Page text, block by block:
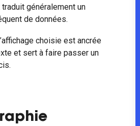
généralement un
de données.
choisie est ancrée
et sert à faire passer un